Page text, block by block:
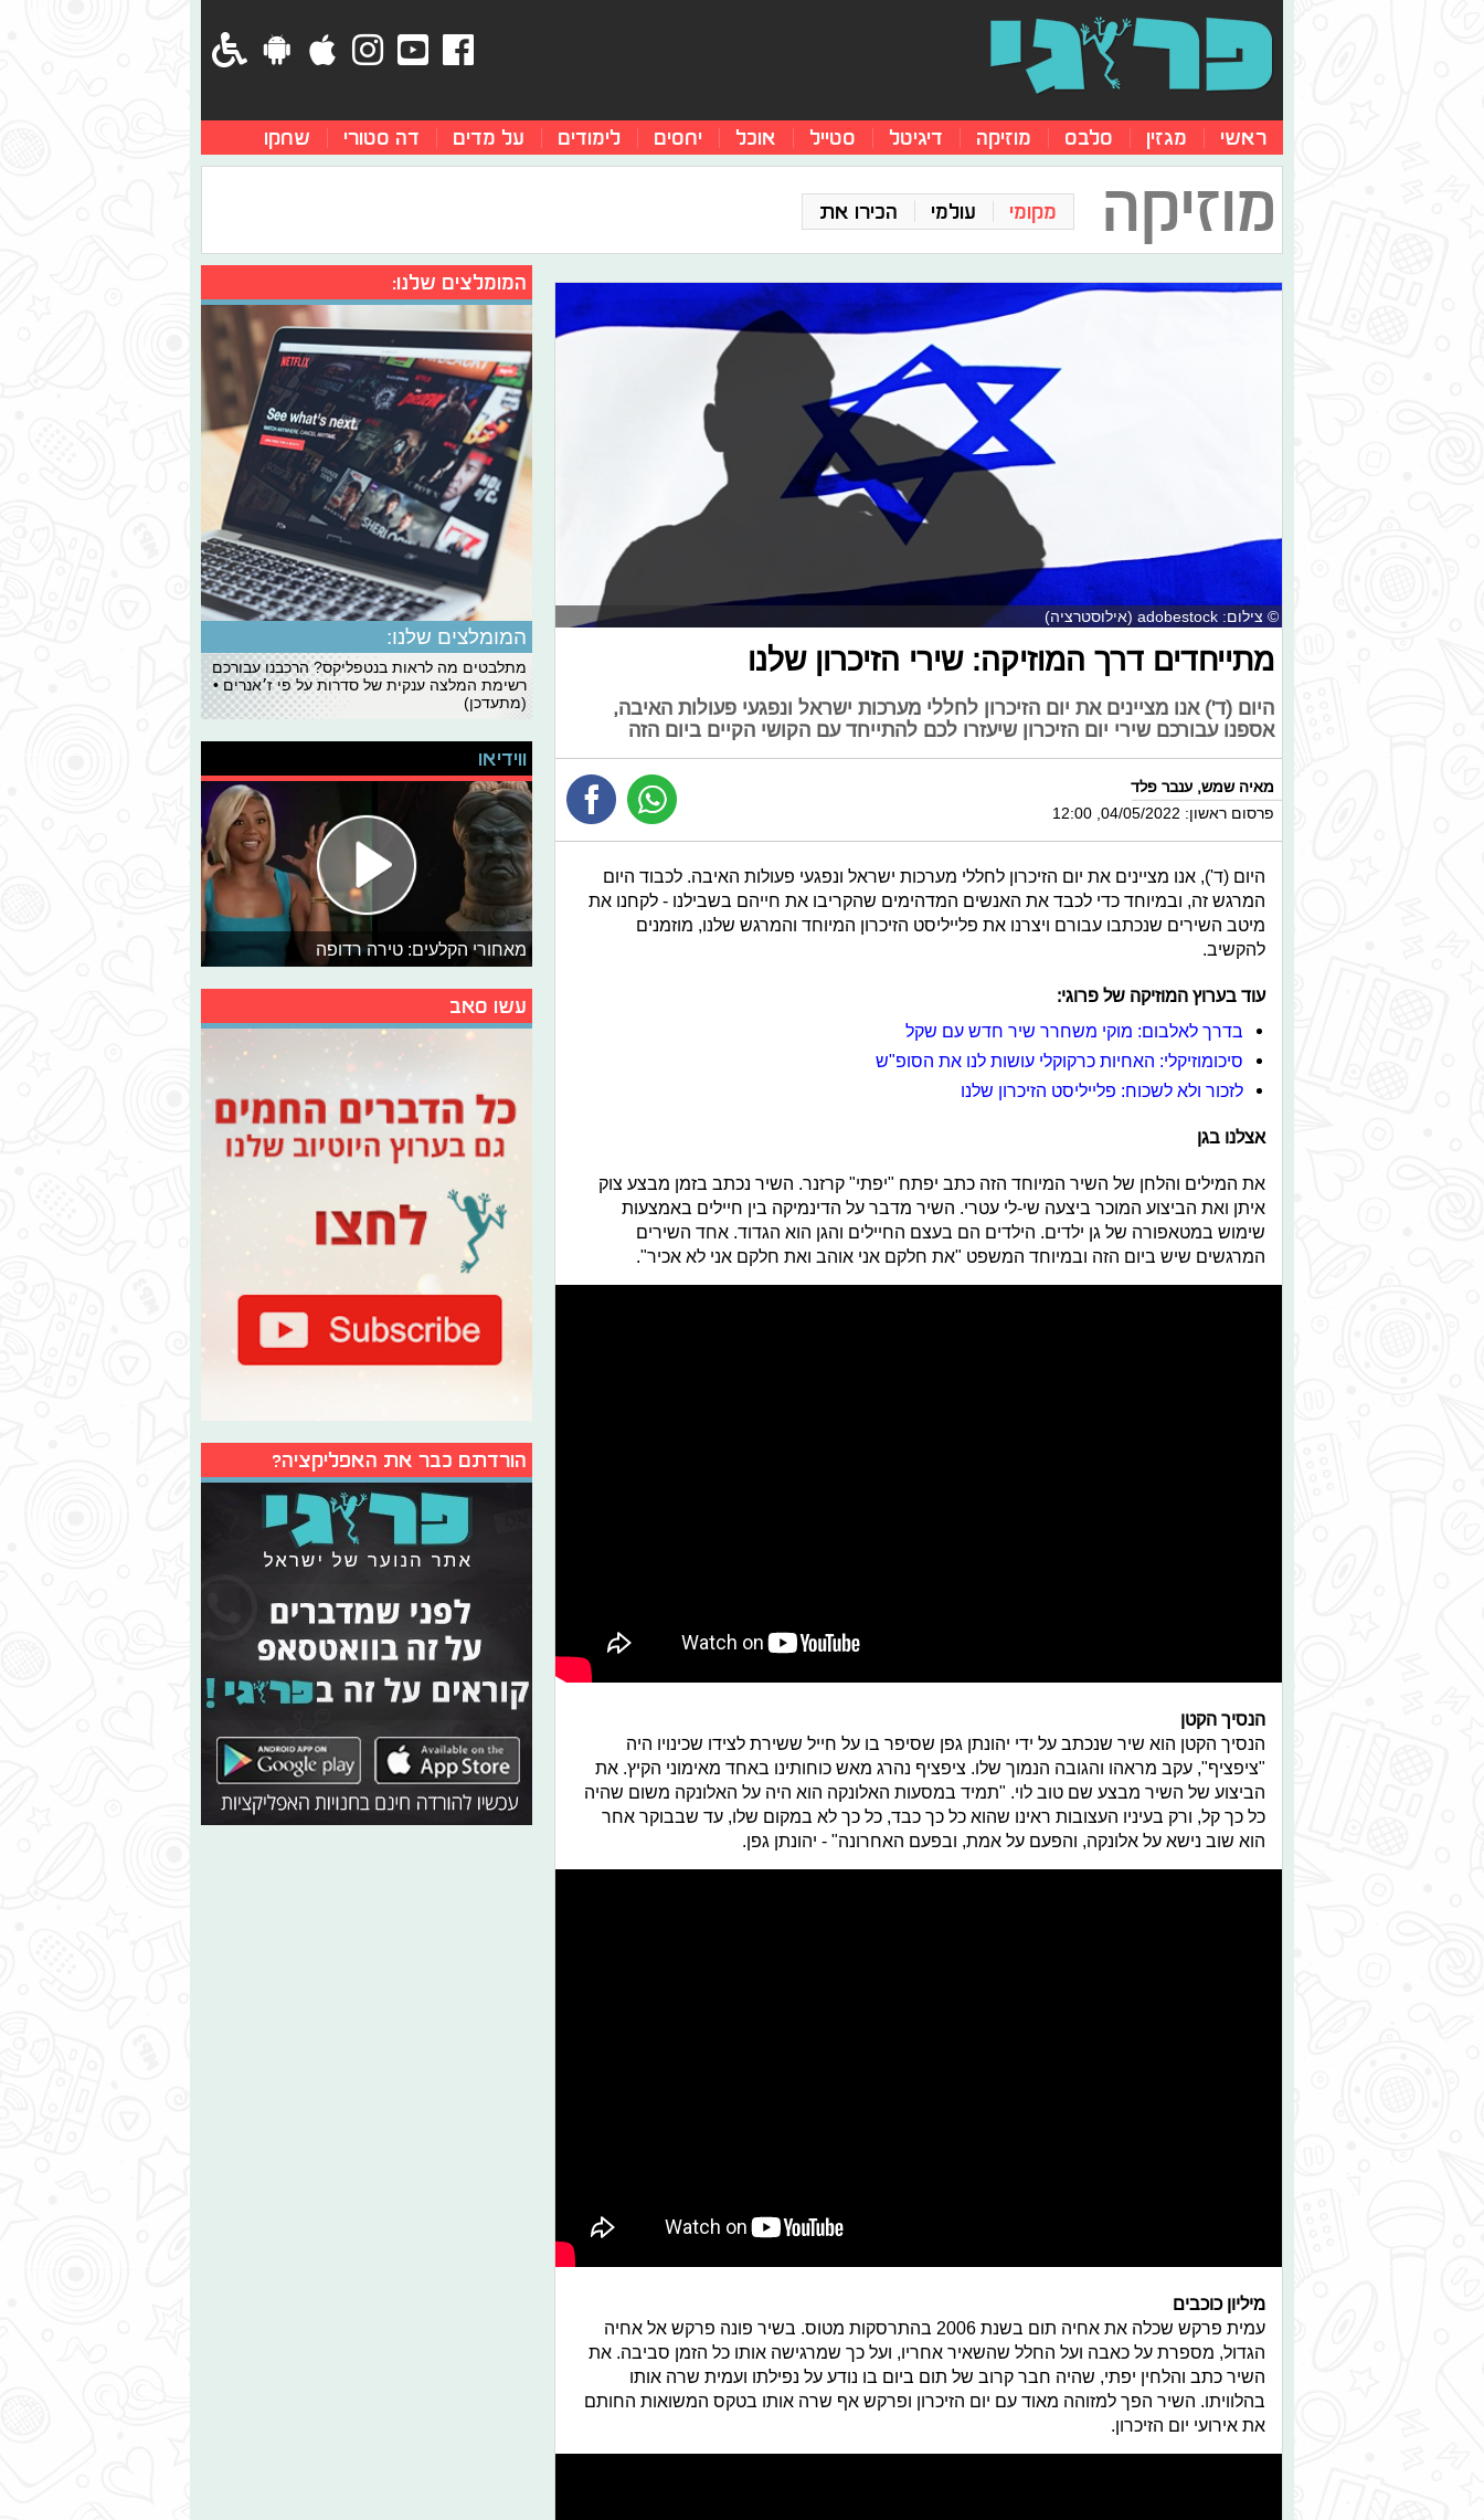
ראשי מגזין סלבס מוזיקה דיגיטל סטייל אוכל יחסים לימודים על מדים דה סטורי שחקו
מוזיקה מקומי עולמי הכירו את
© צילום: adobestock (אילוסטרציה)
מתייחדים דרך המוזיקה: שירי הזיכרון שלנו
היום (ד') אנו מציינים את יום הזיכרון לחללי מערכות ישראל ונפגעי פעולות האיבה,
אספנו עבורכם שירי יום הזיכרון שיעזרו לכם להתייחד עם הקושי הקיים ביום הזה
מאיה שמש, ענבר פלד
פרסום ראשון: 04/05/2022, 12:00
היום (ד'), אנו מציינים את יום הזיכרון לחללי מערכות ישראל ונפגעי פעולות האיבה. לכבוד היום
המרגש זה, ובמיוחד כדי לכבד את האנשים המדהימים שהקריבו את חייהם בשבילנו - לקחנו את
מיטב השירים שנכתבו עבורם ויצרנו את פלייליסט הזיכרון המיוחד והמרגש שלנו, מוזמנים
להקשיב.
עוד בערוץ המוזיקה של פרוגי:
בדרך לאלבום: מוקי משחרר שיר חדש עם שקל
סיכומוזיקלי: האחיות כרקוקלי עושות לנו את הסופ"ש
לזכור ולא לשכוח: פלייליסט הזיכרון שלנו
אצלנו בגן
את המילים והלחן של השיר המיוחד הזה כתב יפתח "יפתי" קרזנר. השיר נכתב בזמן מבצע צוק
איתן ואת הביצוע המוכר ביצעה שי-לי עטרי. השיר מדבר על הדינמיקה בין חיילים באמצעות
שימוש במטאפורה של גן ילדים. הילדים הם בעצם החיילים והגן הוא הגדוד. אחד השירים
המרגשים שיש ביום הזה ובמיוחד המשפט "את חלקם אני אוהב ואת חלקם אני לא אכיר".
הנסיך הקטן
הנסיך הקטן הוא שיר שנכתב על ידי יהונתן גפן שסיפר בו על חייל ששירת לצידו שכינויו היה
"ציפציף", עקב מראהו והגובה הנמוך שלו. ציפציף נהרג מאש כוחותינו באחד מאימוני הקיץ. את
הביצוע של השיר מבצע שם טוב לוי. "תמיד במסעות האלונקה הוא היה על האלונקה משום שהיה
כל כך קל, ורק בעיניו העצובות ראינו שהוא כל כך כבד, כל כך לא במקום שלו, עד שבבוקר אחר
הוא שוב נישא על אלונקה, והפעם על אמת, ובפעם האחרונה" - יהונתן גפן.
מיליון כוכבים
עמית פרקש שכלה את אחיה תום בשנת 2006 בהתרסקות מטוס. בשיר פונה פרקש אל אחיה
הגדול, מספרת על כאבה ועל החלל שהשאיר אחריו, ועל כך שמרגישה אותו כל הזמן סביבה. את
השיר כתב והלחין יפתי, שהיה חבר קרוב של תום ביום בו נודע על נפילתו ועמית שרה אותו
בהלוויתו. השיר הפך למזוהה מאוד עם יום הזיכרון ופרקש אף שרה אותו בטקס המשואות החותם
את אירועי יום הזיכרון.
המומלצים שלנו:
המומלצים שלנו:
מתלבטים מה לראות בנטפליקס? הרכבנו עבורכם
רשימת המלצה ענקית של סדרות על פי ז׳אנרים •
(מתעדכן)
ווידיאו
מאחורי הקלעים: טירה רדופה
עשו סאב
הורדתם כבר את האפליקציה?